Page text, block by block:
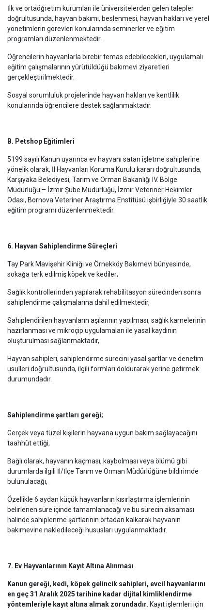
İlk ve ortaöğretim kurumları ile üniversitelerden gelen talepler
doğrultusunda, hayvan bakımı, beslenmesi, hayvan hakları ve yerel
yönetimlerin görevleri konularında seminerler ve eğitim
programları düzenlenmektedir.
Öğrencilerin hayvanlarla birebir temas edebilecekleri, uygulamalı
eğitim çalışmalarının yürütüldüğü bakımevi ziyaretleri
gerçekleştirilmektedir.
Sosyal sorumluluk projelerinde hayvan hakları ve kentlilik
konularında öğrencilere destek sağlanmaktadır.
B. Petshop Eğitimleri
5199 sayılı Kanun uyarınca ev hayvanı satan işletme sahiplerine
yönelik olarak, İl Hayvanları Koruma Kurulu kararı doğrultusunda,
Karşıyaka Belediyesi, Tarım ve Orman Bakanlığı IV. Bölge
Müdürlüğü – İzmir Şube Müdürlüğü, İzmir Veteriner Hekimler
Odası, Bornova Veteriner Araştırma Enstitüsü işbirliğiyle 30 saatlik
eğitim programı düzenlenmektedir.
6. Hayvan Sahiplendirme Süreçleri
Tay Park Mavişehir Kliniği ve Örnekköy Bakımevi bünyesinde,
sokağa terk edilmiş köpek ve kediler;
Sağlık kontrollerinden yapılarak rehabilitasyon sürecinden sonra
sahiplendirme çalışmalarına dahil edilmektedir,
Sahiplendirilen hayvanların aşılarının yapılması, sağlık karnelerinin
hazırlanması ve mikroçip uygulamaları ile yasal kaydının
oluşturulması sağlanmaktadır,
Hayvan sahipleri, sahiplendirme sürecini yasal şartlar ve denetim
usulleri doğrultusunda, ilgili formları doldurarak yerine getirmek
durumundadır.
Sahiplendirme şartları gereği;
Gerçek veya tüzel kişilerin hayvana uygun bakım sağlayacağını
taahhüt ettiği,
Bağlı olarak, hayvanın kaçması, kaybolması veya ölümü gibi
durumlarda ilgili İl/İlçe Tarım ve Orman Müdürlüğüne bildirimde
bulunulacağı,
Özellikle 6 aydan küçük hayvanların kısırlaştırma işlemlerinin
belirlenen süre içinde tamamlanacağı ve bu sürecin aksaması
halinde sahiplenme şartlarının ortadan kalkarak hayvanın
bakımevine nakledileceği hususları uygulanmaktadır.
7. Ev Hayvanlarının Kayıt Altına Alınması
Kanun gereği, kedi, köpek gelincik sahipleri, evcil hayvanlarını
en geç 31 Aralık 2025 tarihine kadar dijital kimliklendirme
yöntemleriyle kayıt altına almak zorundadır . Kayıt işlemleri için